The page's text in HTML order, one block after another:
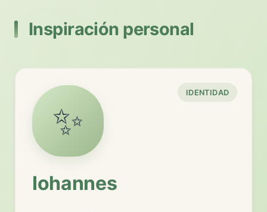
Inspiración personal
IDENTIDAD
✨
Iohannes